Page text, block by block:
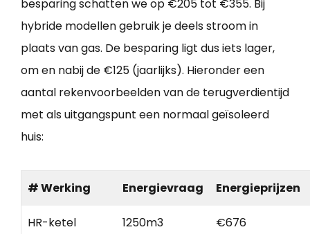
besparing schatten we op €205 tot €355. Bij
hybride modellen gebruik je deels stroom in
plaats van gas. De besparing ligt dus iets lager,
om en nabij de €125 (jaarlijks). Hieronder een
aantal rekenvoorbeelden van de terugverdientijd
met als uitgangspunt een normaal geïsoleerd
huis:
# Werking Energievraag Energieprijzen
HR-ketel 1250m3 €676